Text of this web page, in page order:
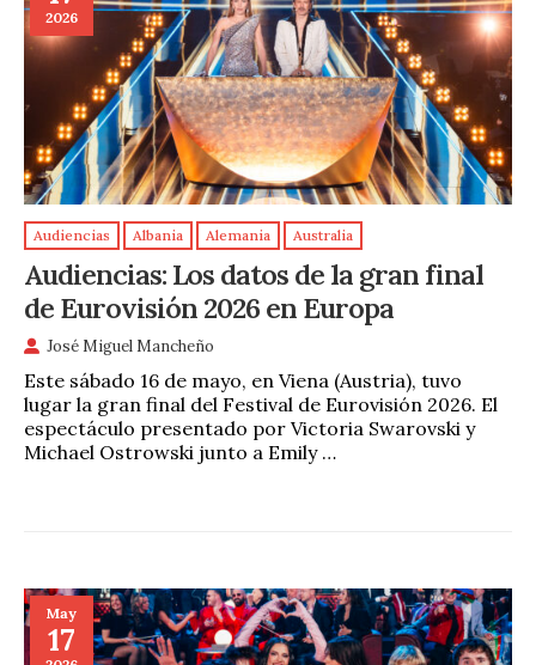
2026
Audiencias Albania Alemania Australia
Audiencias: Los datos de la gran final
de Eurovisión 2026 en Europa
José Miguel Mancheño
Este sábado 16 de mayo, en Viena (Austria), tuvo
lugar la gran final del Festival de Eurovisión 2026. El
espectáculo presentado por Victoria Swarovski y
Michael Ostrowski junto a Emily …
May
17